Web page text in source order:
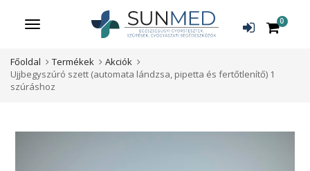
Menü 0
Főoldal Termékek
Akciók
Ujjbegyszúró szett (automata lándzsa, pipetta és fertőtlenítő) 1
szúráshoz